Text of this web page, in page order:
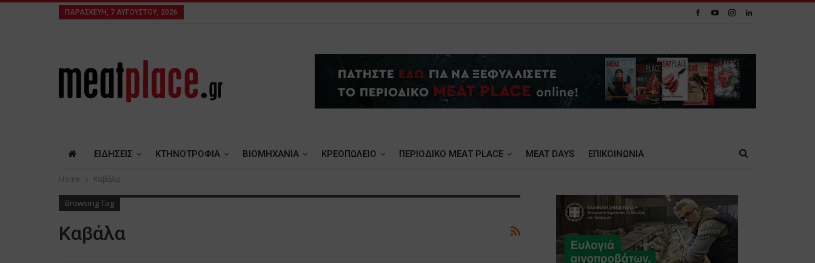
ΠΑΡΑΣΚΕΥΉ, 7 ΑΥΓΟΎΣΤΟΥ, 2026
ΕΙΔΗΣΕΙΣ ΚΤΗΝΟΤΡΟΦΙΑ ΒΙΟΜΗΧΑΝΙΑ ΚΡΕΟΠΩΛΕΙΟ ΠΕΡΙΟΔΙΚΟ ΜΕΑΤ PLACE MEAT DAYS ΕΠΙΚΟΙΝΩΝΙΑ
Home Καβάλα
Browsing Tag
Καβάλα